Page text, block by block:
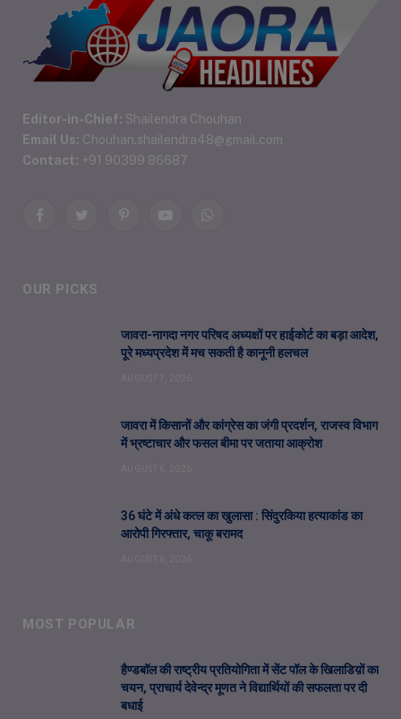
Editor-in-Chief: Shailendra Chouhan
Email Us: Chouhan.shailendra48@gmail.com
Contact: +91 90399 86687
FacebookTwitterPinterestYouTubeWhatsApp
OUR PICKS
जावरा-नागदा नगर परिषद अध्यक्षों पर हाईकोर्ट का बड़ा आदेश,
पूरे मध्यप्रदेश में मच सकती है कानूनी हलचल
जावरा में किसानों और कांग्रेस का जंगी प्रदर्शन, राजस्व विभाग
में भ्रष्टाचार और फसल बीमा पर जताया आक्रोश
36 घंटे में अंधे कत्ल का खुलासा : सिंदुरकिया हत्याकांड का
आरोपी गिरफ्तार, चाकू बरामद
MOST POPULAR
हैण्डबॉल की राष्ट्रीय प्रतियोगिता में सेंट पॉल के खिलाडिय़ों का
चयन, प्राचार्य देवेन्द्र मूणत ने विद्यार्थियों की सफलता पर दी
बधाई